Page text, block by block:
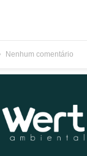
Nenhum comentário